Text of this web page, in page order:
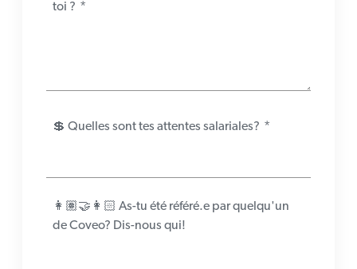
toi ? *
💲 Quelles sont tes attentes salariales? *
👩🏽‍🤝‍👩🏻 As-tu été référé.e par quelqu'un
de Coveo? Dis-nous qui!